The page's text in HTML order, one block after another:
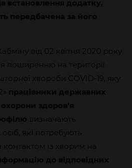
встановлення додатку,
передбачена за його
від 02 квітня 2020 року
поширенню на території
хвороби COVID-19, яку
працівники державних
здоров’я
визначають
які потребують
з контактом із хворим на
до відповідних